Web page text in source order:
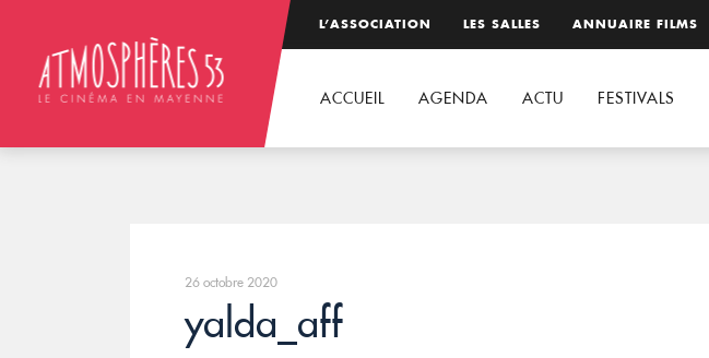
L’ASSOCIATION LES SALLES ANNUAIRE FILMS
ACCUEIL AGENDA ACTU FESTIVALS
26 octobre 2020
yalda_aff